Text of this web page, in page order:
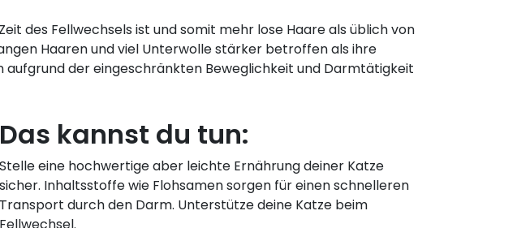
des Fellwechsels ist und somit mehr lose Haare als üblich von
Haaren und viel Unterwolle stärker betroffen als ihre
der eingeschränkten Beweglichkeit und Darmtätigkeit
Das kannst du tun:
Stelle eine hochwertige aber leichte Ernährung deiner Katze
sicher. Inhaltsstoffe wie Flohsamen sorgen für einen schnelleren
Transport durch den Darm. Unterstütze deine Katze beim